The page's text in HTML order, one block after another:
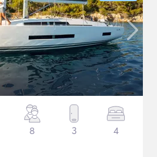
8 3 4